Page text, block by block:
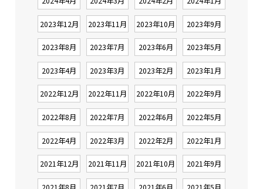
2023年12月 2023年11月 2023年10月 2023年9月
2023年8月 2023年7月 2023年6月 2023年5月
2023年4月 2023年3月 2023年2月 2023年1月
2022年12月 2022年11月 2022年10月 2022年9月
2022年8月 2022年7月 2022年6月 2022年5月
2022年4月 2022年3月 2022年2月 2022年1月
2021年12月 2021年11月 2021年10月 2021年9月
2021年8月 2021年7月 2021年6月 2021年5月